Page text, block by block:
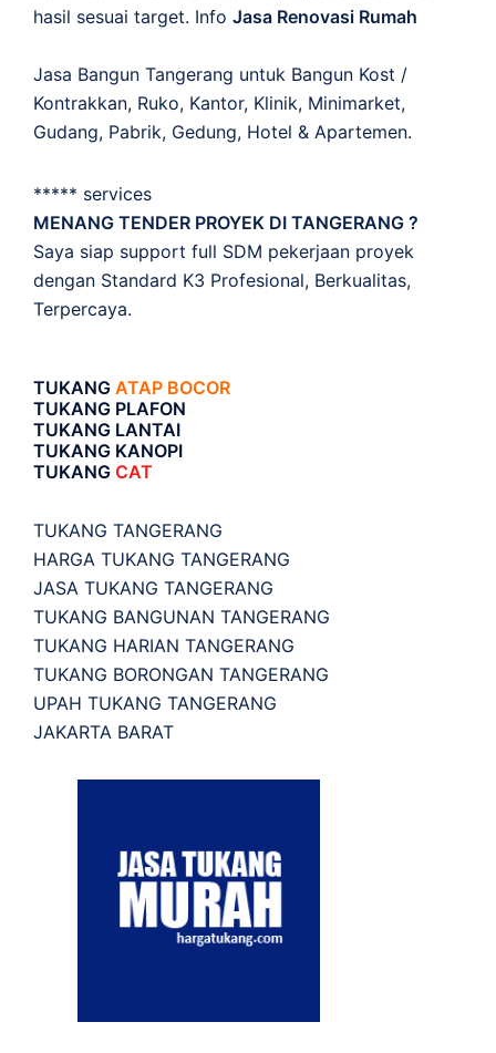
hasil sesuai target. Info Jasa Renovasi Rumah
Jasa Bangun Tangerang untuk Bangun Kost /
Kontrakkan, Ruko, Kantor, Klinik, Minimarket,
Gudang, Pabrik, Gedung, Hotel & Apartemen.
***** services
MENANG TENDER PROYEK DI TANGERANG ?
Saya siap support full SDM pekerjaan proyek
dengan Standard K3 Profesional, Berkualitas,
Terpercaya.
TUKANG ATAP BOCOR
TUKANG PLAFON
TUKANG LANTAI
TUKANG KANOPI
TUKANG CAT
TUKANG TANGERANG
HARGA TUKANG TANGERANG
JASA TUKANG TANGERANG
TUKANG BANGUNAN TANGERANG
TUKANG HARIAN TANGERANG
TUKANG BORONGAN TANGERANG
UPAH TUKANG TANGERANG
JAKARTA BARAT